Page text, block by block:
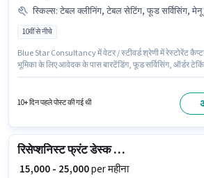
स्किल्स: टेबल क्लीनिंग, टेबल सेटिंग, फूड सर्विसिंग, मेनू नॉलेज, बारटेंडिंग, फूड हाईजीन/
10वीं से नीचे
Blue Star Consultancy में वेटर / स्टीवर्ड श्रेणी में रेस्टोरेंट
भूमिका के लिए आवेदक के पास बारटेंडिंग, फूड सर्विसिंग, ऑर्डर
के लिए उपयुक्त है। आप प्रति माह ₹25000 तक कमा सकते हैं।
10+ दिन पहले पोस्ट की गई थी
रिसेप्शनिस्ट फ्रंट डेस्क एग्जीक्यूटिव
₹ 15,000 - 25,000per महीना